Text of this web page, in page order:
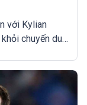
với Kylian
chuyến du